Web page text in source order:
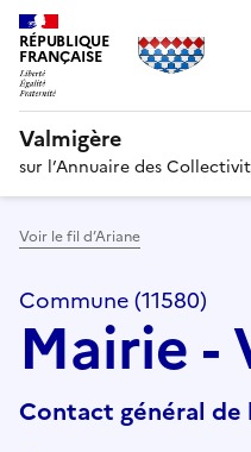
RÉPUBLIQUE
FRANÇAISE
Valmigère
sur l’Annuaire des
Voir le fil d’Ariane
Commune (11580)
Mairie -
Contact général de